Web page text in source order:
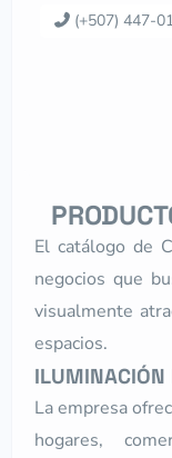
(+507) 447-
El catálogo de
negocios que
visualmente
espacios.
ILUMINACIÓN
La empresa
hogares,